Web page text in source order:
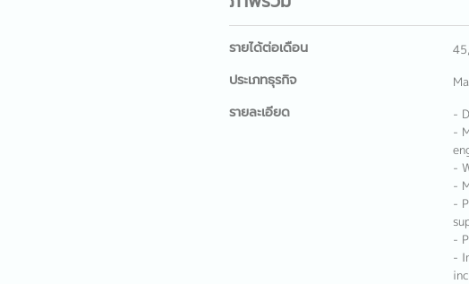
รายได้ต่อเดือน
ประเภทธุรกิจ
รายละเอียด
-
-
-
-
-
-
-